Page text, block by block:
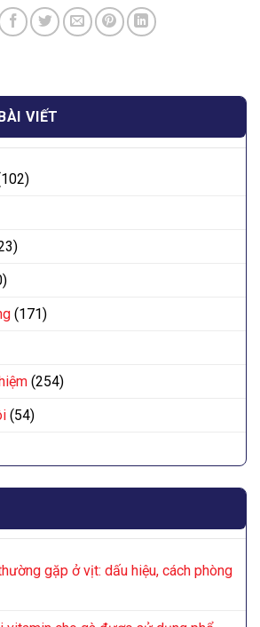
VIẾT
(171)
(254)
(54)
gặp ở vịt: dấu hiệu, cách phòng